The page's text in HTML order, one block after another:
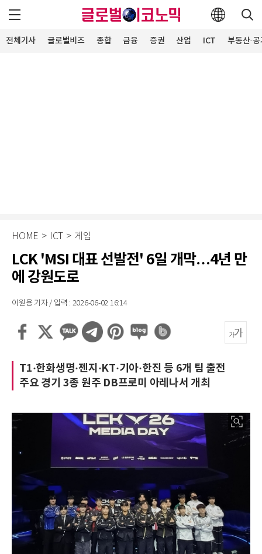
전체기사 글로벌비즈 종합 금융 증권 산업 ICT 부동산·
HOME > ICT > 게임
LCK 'MSI 대표 선발전' 6일 개막…4년 만
에 강원도로
이원용 기자 / 입력 : 2026-06-02 16:14
T1·한화생명·젠지·KT·기아·한진 등 6개 팀 출전
주요 경기 3종 원주 DB프로미 아레나서 개최